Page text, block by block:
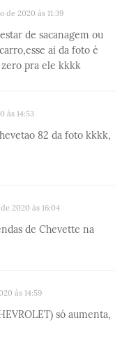
de 2020 às 11:39
de sacanagem ou
ai da foto é
pra ele kkkk
às 14:53
82 da foto kkkk,
2020 às 16:04
de Chevette na
às 14:59
só aumenta,